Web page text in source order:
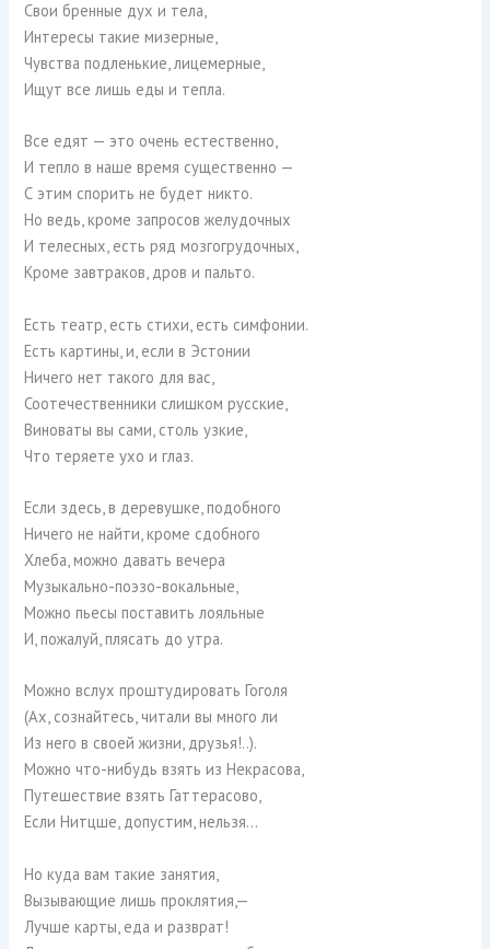
Свои бренные дух и тела,
Интересы такие мизерные,
Чувства подленькие, лицемерные,
Ищут все лишь еды и тепла.
Все едят — это очень естественно,
И тепло в наше время существенно —
С этим спорить не будет никто.
Но ведь, кроме запросов желудочных
И телесных, есть ряд мозгогрудочных,
Кроме завтраков, дров и пальто.
Есть театр, есть стихи, есть симфонии.
Есть картины, и, если в Эстонии
Ничего нет такого для вас,
Соотечественники слишком русские,
Виноваты вы сами, столь узкие,
Что теряете ухо и глаз.
Если здесь, в деревушке, подобного
Ничего не найти, кроме сдобного
Хлеба, можно давать вечера
Музыкально-поэзо-вокальные,
Можно пьесы поставить лояльные
И, пожалуй, плясать до утра.
Можно вслух проштудировать Гоголя
(Ах, сознайтесь, читали вы много ли
Из него в своей жизни, друзья!..).
Можно что-нибудь взять из Некрасова,
Путешествие взять Гаттерасово,
Если Нитцше, допустим, нельзя…
Но куда вам такие занятия,
Вызывающие лишь проклятия,—
Лучше карты, еда и разврат!